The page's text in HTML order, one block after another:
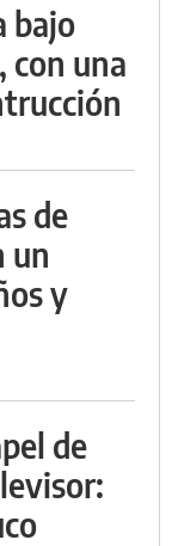
bajo
con una
de
un
y
de